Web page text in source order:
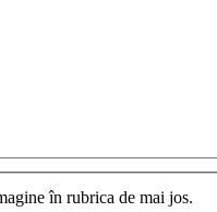
în rubrica de mai jos.